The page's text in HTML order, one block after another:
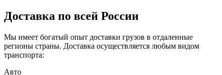
Доставка по всей России
Мы имеет богатый опыт доставки грузов в отдаленные
регионы страны. Доставка осуществляется любым видом
транспорта:
Авто